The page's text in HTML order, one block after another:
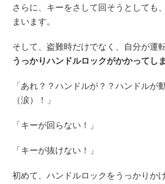
さらに、キーをさして回そうとしても
まいます。
そして、盗難時だけでなく、自分が運
うっかりハンドルロックがかかってし
「あれ？？ハンドルが？？ハンドルが
（涙）！」
「キーが回らない！」
「キーが抜けない！」
初めて、ハンドルロックをうっかりか